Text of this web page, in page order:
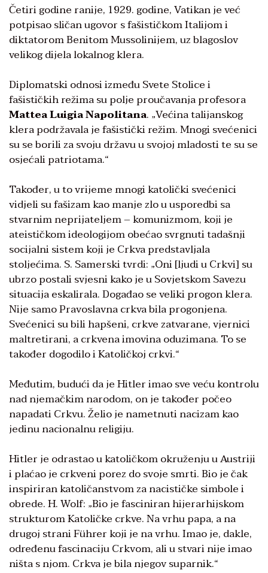
Četiri godine ranije, 1929. godine, Vatikan je već
potpisao sličan ugovor s fašističkom Italijom i
diktatorom Benitom Mussolinijem, uz blagoslov
velikog dijela lokalnog klera.
Diplomatski odnosi između Svete Stolice i
fašističkih režima su polje proučavanja profesora
Mattea Luigia Napolitana. „Većina talijanskog
klera podržavala je fašistički režim. Mnogi svećenici
su se borili za svoju državu u svojoj mladosti te su se
osjećali patriotama.“
Također, u to vrijeme mnogi katolički svećenici
vidjeli su fašizam kao manje zlo u usporedbi sa
stvarnim neprijateljem – komunizmom, koji je
ateističkom ideologijom obećao svrgnuti tadašnji
socijalni sistem koji je Crkva predstavljala
stoljećima. S. Samerski tvrdi: „Oni [ljudi u Crkvi] su
ubrzo postali svjesni kako je u Sovjetskom Savezu
situacija eskalirala. Događao se veliki progon klera.
Nije samo Pravoslavna crkva bila progonjena.
Svećenici su bili hapšeni, crkve zatvarane, vjernici
maltretirani, a crkvena imovina oduzimana. To se
također dogodilo i Katoličkoj crkvi.“
Međutim, budući da je Hitler imao sve veću kontrolu
nad njemačkim narodom, on je također počeo
napadati Crkvu. Želio je nametnuti nacizam kao
jedinu nacionalnu religiju.
Hitler je odrastao u katoličkom okruženju u Austriji
i plaćao je crkveni porez do svoje smrti. Bio je čak
inspiriran katoličanstvom za nacističke simbole i
obrede. H. Wolf: „Bio je fasciniran hijerarhijskom
strukturom Katoličke crkve. Na vrhu papa, a na
drugoj strani Führer koji je na vrhu. Imao je, dakle,
određenu fascinaciju Crkvom, ali u stvari nije imao
ništa s njom. Crkva je bila njegov suparnik.“